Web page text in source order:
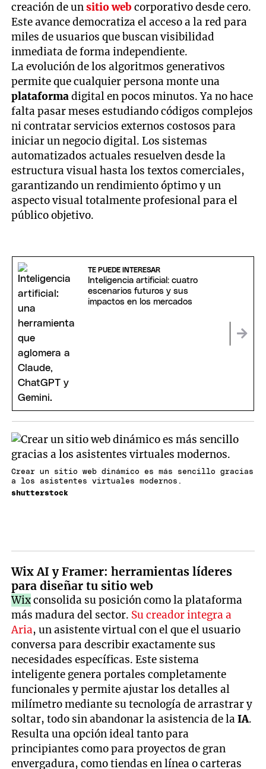
creación de unsitio web corporativo desde cero.
Este avance democratiza el acceso a la red para
miles de usuarios que buscan visibilidad
inmediata de forma independiente.
La evolución de los algoritmos generativos
permite que cualquier persona monte una
plataformadigital en pocos minutos. Ya no hace
falta pasar meses estudiando códigos complejos
ni contratar servicios externos costosos para
iniciar un negocio digital. Los sistemas
automatizados actuales resuelven desde la
estructura visual hasta los textos comerciales,
garantizando un rendimiento óptimo y un
aspecto visual totalmente profesional para el
público objetivo.
TE PUEDE INTERESAR
Inteligencia artificial: cuatro
escenarios futuros y sus
impactos en los mercados
Crear un sitio web dinámico es más sencillo gracias
a los asistentes virtuales modernos.
shutterstock
Wix AI y Framer: herramientas líderes
para diseñar tu sitio web
Wixconsolida su posición como la plataforma
más madura del sector. Su creador integra a
Aria, un asistente virtual con el que el usuario
conversa para describir exactamente sus
necesidades específicas. Este sistema
inteligente genera portales completamente
funcionales y permite ajustar los detalles al
milímetro mediante su tecnología de arrastrar y
soltar, todo sin abandonar la asistencia de laIA.
Resulta una opción ideal tanto para
principiantes como para proyectos de gran
envergadura, como tiendas en línea o carteras